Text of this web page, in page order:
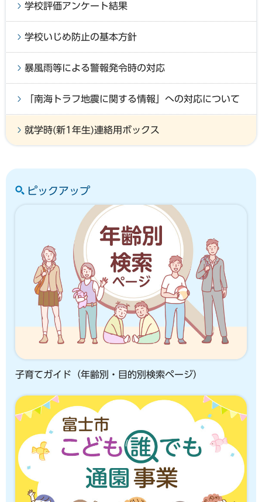
学校評価アンケート結果
学校いじめ防止の基本方針
暴風雨等による警報発令時の対応
「南海トラフ地震に関する情報」への対応について
就学時(新1年生)連絡用ボックス
ピックアップ
子育てガイド（年齢別・目的別検索ページ）